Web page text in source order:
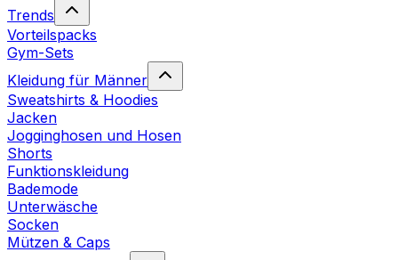
Trends
Vorteilspacks
Gym-Sets
Kleidung für Männer
Sweatshirts & Hoodies
Jacken
Jogginghosen und Hosen
Shorts
Funktionskleidung
Bademode
Unterwäsche
Socken
Mützen & Caps